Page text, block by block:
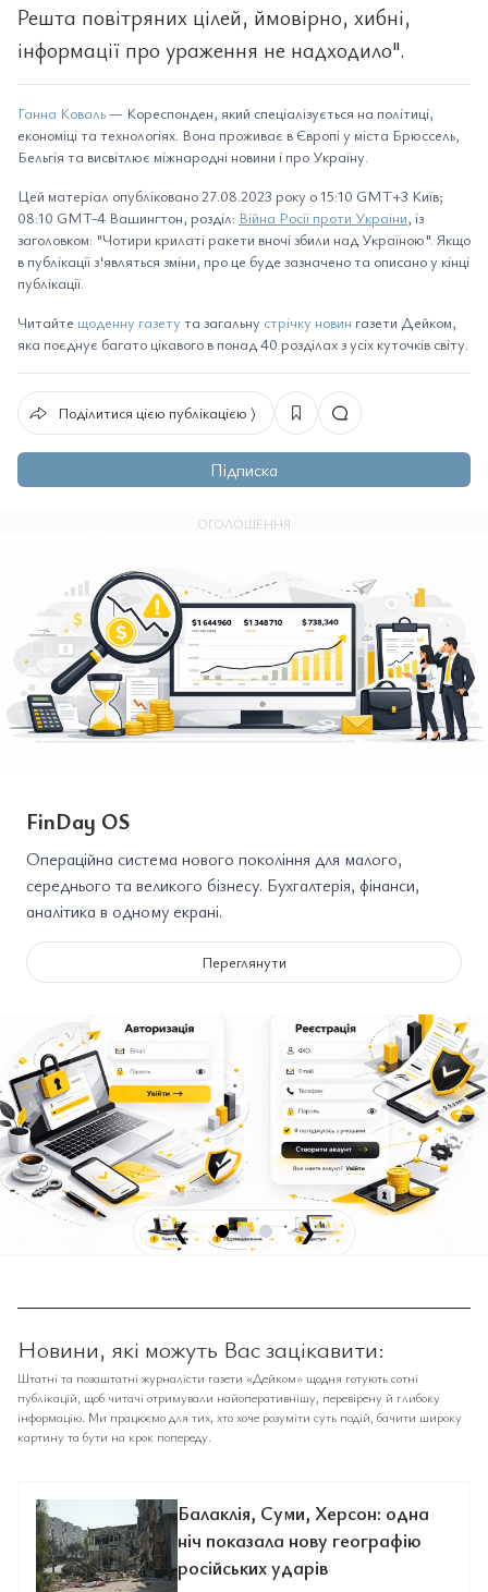
Решта повітряних цілей, ймовірно, хибні,
інформації про ураження не надходило".
Ганна Коваль— Кореспонден, який спеціалізується на політиці,
економіці та технологіях. Вона проживає в Європі у міста Брюссель,
Бельгія та висвітлює міжнародні новини і про Україну.
Цей матеріал опубліковано 27.08.2023 року о 15:10 GMT+3 Київ;
08:10 GMT-4 Вашингтон, розділ: Війна Росії проти України, із
заголовком: "Чотири крилаті ракети вночі збили над Україною". Якщо
в публікації з'являться зміни, про це буде зазначено та описано у кінці
публікації.
Читайте щоденну газету та загальну стрічку новин газети Дейком,
яка поєднує багато цікавого в понад 40 розділах з усіх куточків світу.
Поділитися цією публікацією ⟩
Підписка
ОГОЛОШЕННЯ
FinDay OS
Операційна система нового покоління для малого,
середнього та великого бізнесу. Бухгалтерія, фінанси,
аналітика в одному екрані.
Переглянути
❮ ❯
Новини, які можуть Вас зацікавити:
Штатні та позаштатні журналісти газети «Дейком» щодня готують сотні
публікацій, щоб читачі отримували найоперативнішу, перевірену й глибоку
інформацію. Ми працюємо для тих, хто хоче розуміти суть подій, бачити широку
картину та бути на крок попереду.
Балаклія, Суми, Херсон: одна
ніч показала нову географію
російських ударів